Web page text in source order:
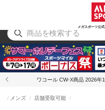
メガスポーツ公
アウトドア
ワコール CW-X商品 2026年
メンズ 店舗受取可能